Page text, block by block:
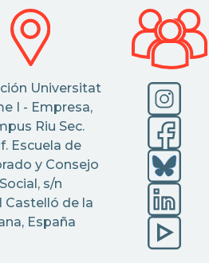
Universitat
I - Empresa,
Riu Sec.
Escuela de
y Consejo
Social, s/n
Castelló de la
España